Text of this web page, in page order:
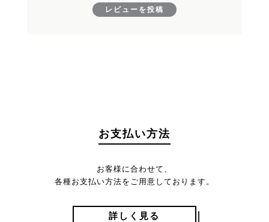
レビューを投稿
お支払い方法
お客様に合わせて、
各種お支払い方法をご用意しております。
詳しく見る